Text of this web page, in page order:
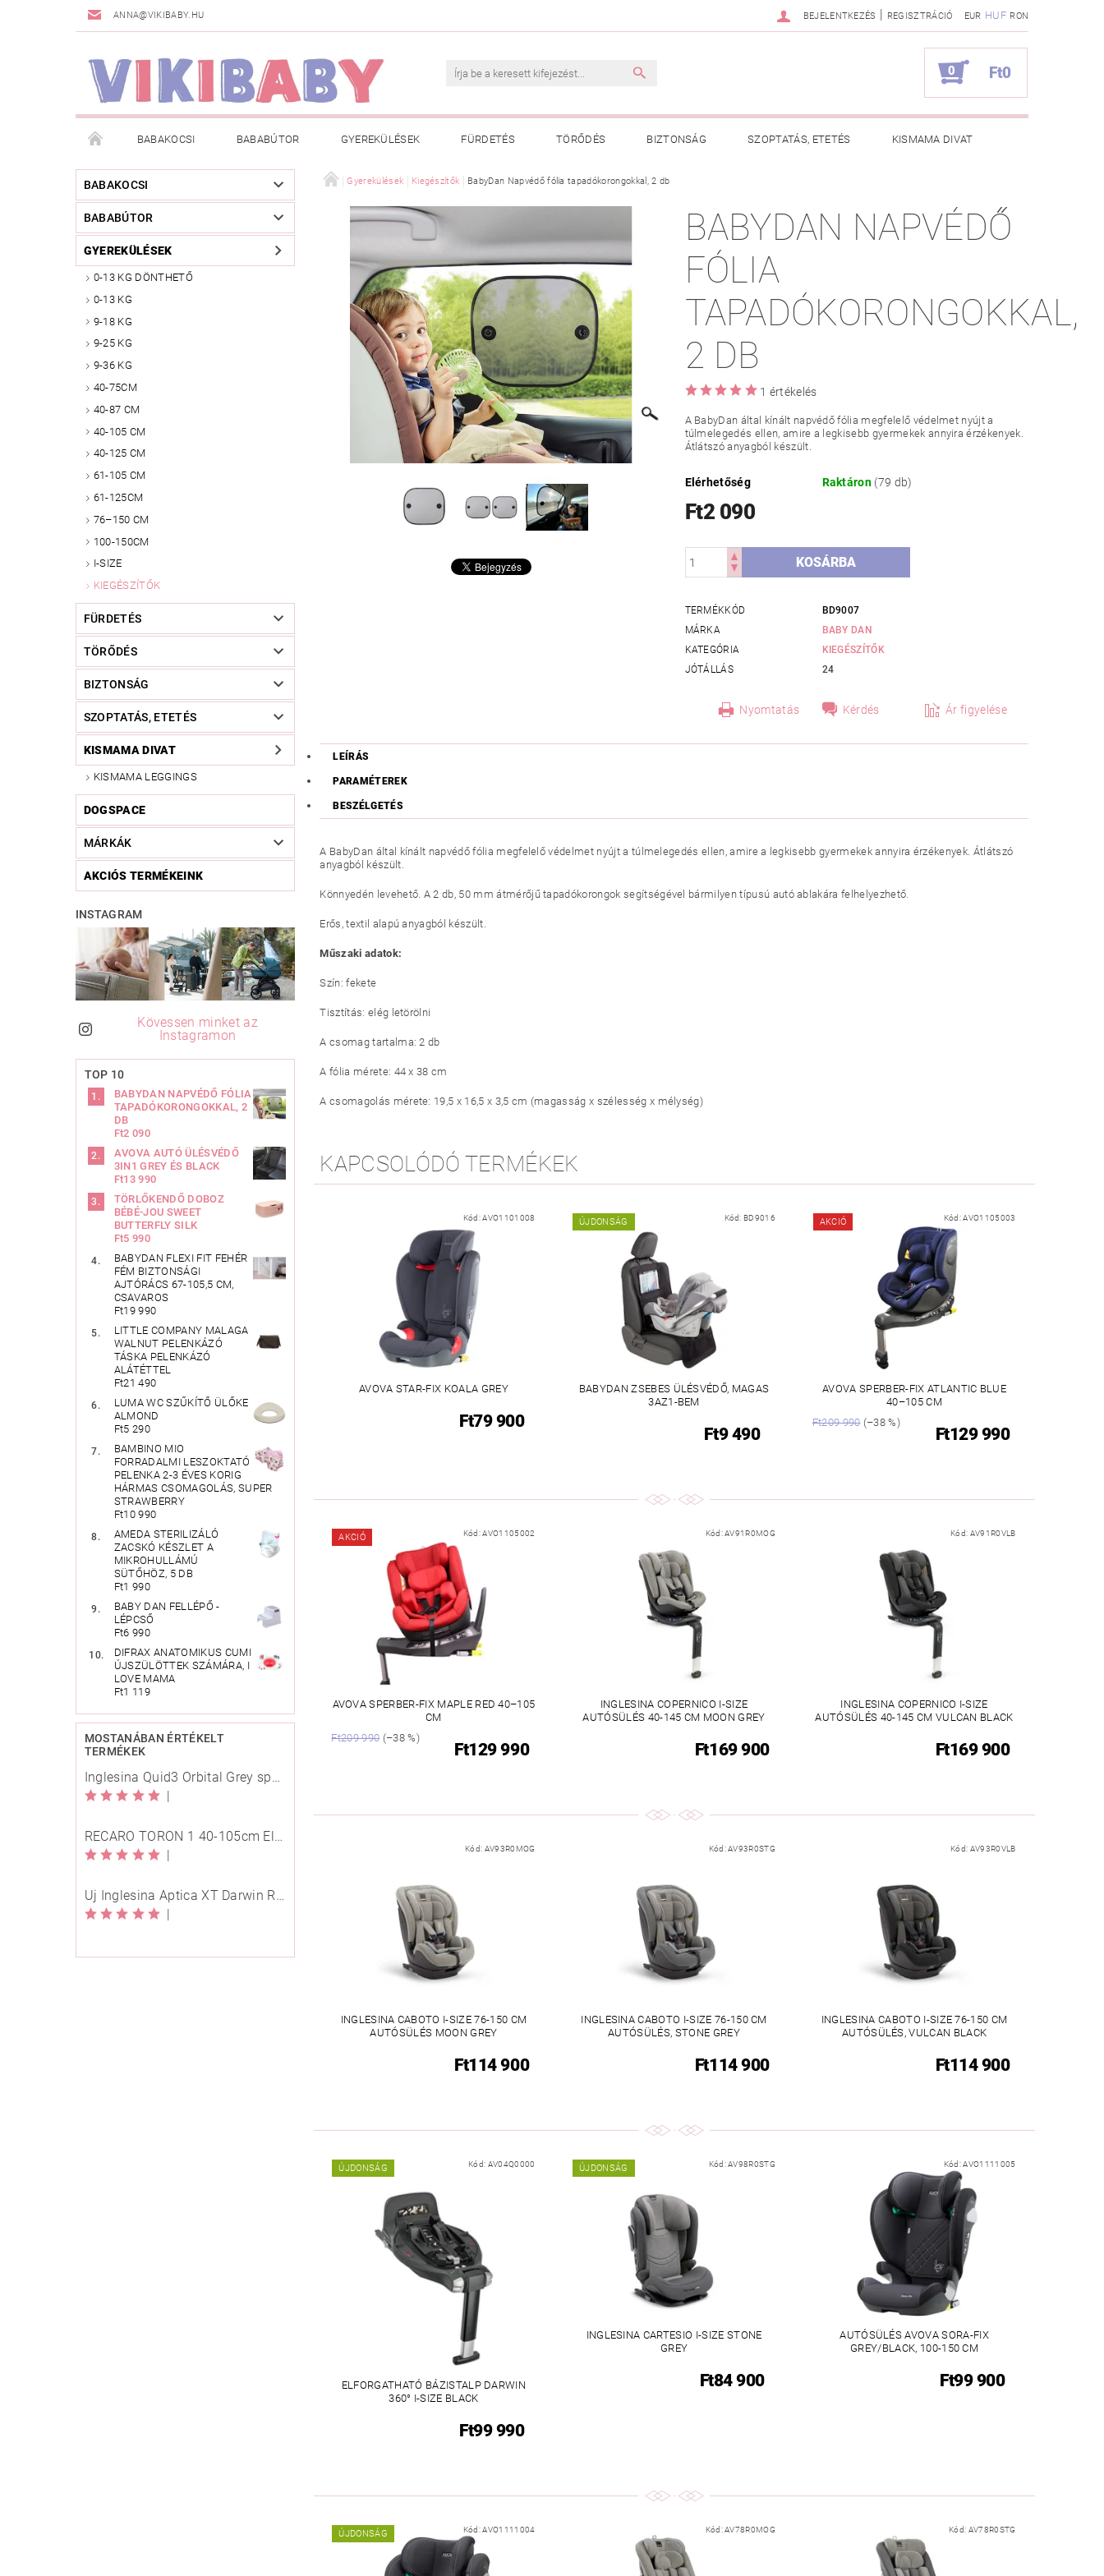
ANNA@VIKIBABY.HU EUR HUF RON
BEJELENTKEZÉS | REGISZTRÁCIÓ
0 Ft0
BABAKOCSI BABABÚTOR GYEREKÜLÉSEK FÜRDETÉS TÖRŐDÉS BIZTONSÁG SZOPTATÁS, ETETÉS KISMAMA DIVAT
DOGSPACE AKCIÓS TERMÉKEINK VÁSÁRLÁSI FELTÉTELEK ADATKEZELÉSI TÁJÉKOZTATÓ
TÖRZSVÁSÁRLÓI PROGRAM RÓLUNK A MEGFELELŐ MÉRET MEGÁLLAPÍTÁSA HASZNOS TANÁCSOK RENDELÉSEM
BABAKOCSI
BABABÚTOR
GYEREKÜLÉSEK
0-13 KG DÖNTHETŐ
0-13 KG
9-18 KG
9-25 KG
9-36 KG
40-75CM
40-87 CM
40-105 CM
40-125 CM
61-105 CM
61-125CM
76–150 CM
100-150CM
I-SIZE
KIEGÉSZÍTŐK
FÜRDETÉS
TÖRŐDÉS
BIZTONSÁG
SZOPTATÁS, ETETÉS
KISMAMA DIVAT
KISMAMA LEGGINGS
DOGSPACE
MÁRKÁK
AKCIÓS TERMÉKEINK
INSTAGRAM
Kövessen minket az
Instagramon
TOP 10
BABYDAN NAPVÉDŐ FÓLIA
TAPADÓKORONGOKKAL, 2
DB
Ft2 090
AVOVA AUTÓ ÜLÉSVÉDŐ
3IN1 GREY ÉS BLACK
Ft13 990
TÖRLŐKENDŐ DOBOZ
BÉBÉ-JOU SWEET
BUTTERFLY SILK
Ft5 990
BABYDAN FLEXI FIT FEHÉR
FÉM BIZTONSÁGI
AJTÓRÁCS 67-105,5 CM,
CSAVAROS
Ft19 990
LITTLE COMPANY MALAGA
WALNUT PELENKÁZÓ
TÁSKA PELENKÁZÓ
ALÁTÉTTEL
Ft21 490
LUMA WC SZŰKÍTŐ ÜLŐKE
ALMOND
Ft5 290
BAMBINO MIO
FORRADALMI LESZOKTATÓ
PELENKA 2-3 ÉVES KORIG
HÁRMAS CSOMAGOLÁS, SUPER
STRAWBERRY
Ft10 990
AMEDA STERILIZÁLÓ
ZACSKÓ KÉSZLET A
MIKROHULLÁMÚ
SÜTŐHÖZ, 5 DB
Ft1 990
BABY DAN FELLÉPŐ -
LÉPCSŐ
Ft6 990
DIFRAX ANATOMIKUS CUMI
ÚJSZÜLÖTTEK SZÁMÁRA, I
LOVE MAMA
Ft1 119
MOSTANÁBAN ÉRTÉKELT
TERMÉKEK
Inglesina Quid3 Orbital Grey sport babakocsi
|
RECARO TORON 1 40-105cm Elegant Beige
|
Új Inglesina Aptica XT Darwin Recline Evo 4in1 Himalaya Blue multifunkciós babakocsi
|
Gyerekülések Kiegészítők BabyDan Napvédő fólia tapadókorongokkal, 2 db
BABYDAN NAPVÉDŐ
FÓLIA
TAPADÓKORONGOKKAL,
2 DB
1 értékelés
A BabyDan által kínált napvédő fólia megfelelő védelmet nyújt a
túlmelegedés ellen, amire a legkisebb gyermekek annyira érzékenyek.
Átlátszó anyagból készült.
Elérhetőség Raktáron (79 db)
Ft2 090
TERMÉKKÓD
BD9007
MÁRKA
BABY DAN
KATEGÓRIA
KIEGÉSZÍTŐK
JÓTÁLLÁS
24
Nyomtatás Kérdés Ár figyelése
LEÍRÁS
PARAMÉTEREK
BESZÉLGETÉS
A BabyDan által kínált napvédő fólia megfelelő védelmet nyújt a túlmelegedés ellen, amire a legkisebb gyermekek annyira érzékenyek. Átlátszó
anyagból készült.
Könnyedén levehető. A 2 db, 50 mm átmérőjű tapadókorongok segítségével bármilyen típusú autó ablakára felhelyezhető.
Erős, textil alapú anyagból készült.
Műszaki adatok:
Szín: fekete
Tisztítás: elég letörölni
A csomag tartalma: 2 db
A fólia mérete: 44 x 38 cm
A csomagolás mérete: 19,5 x 16,5 x 3,5 cm (magasság x szélesség x mélység)
KAPCSOLÓDÓ TERMÉKEK
Kód:AVO1101008
AVOVA STAR-FIX KOALA GREY
Ft79 900
ÚJDONSÁG Kód: BD9016
BABYDAN ZSEBES ÜLÉSVÉDŐ, MAGAS
3AZ1-BEM
Ft9 490
AKCIÓ Kód:AVO1105003
AVOVA SPERBER-FIX ATLANTIC BLUE
40–105 CM
Ft209 990(–38 %)
Ft129 990
AKCIÓ Kód:AVO1105002
AVOVA SPERBER-FIX MAPLE RED 40–105
CM
Ft209 990(–38 %)
Ft129 990
Kód:AV91R0MOG
INGLESINA COPERNICO I-SIZE
AUTÓSÜLÉS 40-145 CM MOON GREY
Ft169 900
Kód: AV91R0VLB
INGLESINA COPERNICO I-SIZE
AUTÓSÜLÉS 40-145 CM VULCAN BLACK
Ft169 900
Kód: AV93R0MOG
INGLESINA CABOTO I-SIZE 76-150 CM
AUTÓSÜLÉS MOON GREY
Ft114 900
Kód:AV93R0STG
INGLESINA CABOTO I-SIZE 76-150 CM
AUTÓSÜLÉS, STONE GREY
Ft114 900
Kód: AV93R0VLB
INGLESINA CABOTO I-SIZE 76-150 CM
AUTÓSÜLÉS, VULCAN BLACK
Ft114 900
ÚJDONSÁG Kód: AV04Q0000
ELFORGATHATÓ BÁZISTALP DARWIN
360° I-SIZE BLACK
Ft99 990
ÚJDONSÁG Kód:AV98R0STG
INGLESINA CARTESIO I-SIZE STONE
GREY
Ft84 900
Kód:AVO1111005
AUTÓSÜLÉS AVOVA SORA-FIX
GREY/BLACK, 100-150 CM
Ft99 900
ÚJDONSÁG Kód:AVO1111004 Kód:AV78R0MOG Kód: AV78R0STG